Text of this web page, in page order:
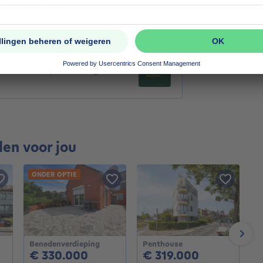
1455m²vierkante meters
1140 Evere
Ongelooflijk magazijn van 1.455
m² met een plafondhoogte van
voor jou
Benedenverdieping
€ 330.000
ONDER OPTIE
Penthouse
€ 319.000
Next